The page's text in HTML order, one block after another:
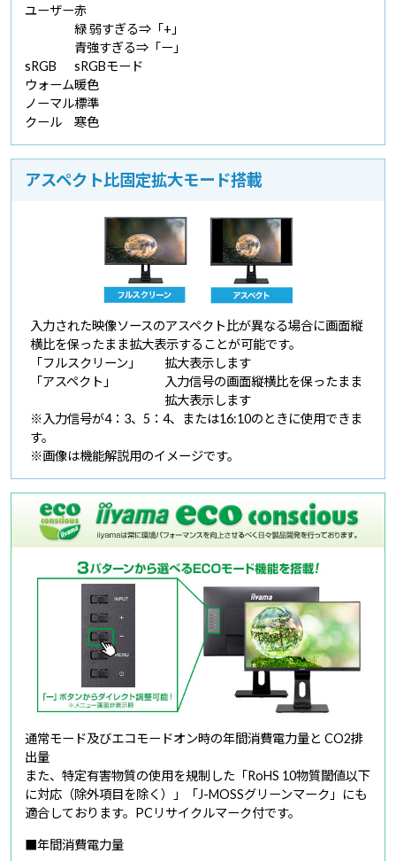
ユーザー赤
弱すぎる⇒「+」
強すぎる⇒「ー」
緑
青
sRGB
sRGBモード
ウォーム暖色
ノーマル標準
クール
寒色
アスペクト比固定拡大モード搭載
入力された映像ソースのアスペクト比が異なる場合に画面縦
横比を保ったまま拡大表示することが可能です。
「フルスクリーン」
拡大表示します
「アスペクト」
入力信号の画面縦横比を保ったまま
拡大表示します
※入力信号が4：3、5：4、または16:10のときに使用できま
す。
※画像は機能解説用のイメージです。
通常モード及びエコモードオン時の年間消費電力量と CO2排
出量
また、特定有害物質の使用を規制した「RoHS 10物質閾値以下
に対応（除外項目を除く）」「J-MOSSグリーンマーク」にも
適合しております。PCリサイクルマーク付です。
■年間消費電力量